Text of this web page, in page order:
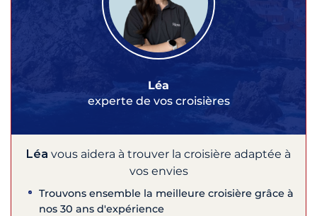
Léa
experte de vos croisières
Léa vous aidera à trouver la croisière adaptée à
vos envies
Trouvons ensemble la meilleure croisière grâce à
nos 30 ans d'expérience